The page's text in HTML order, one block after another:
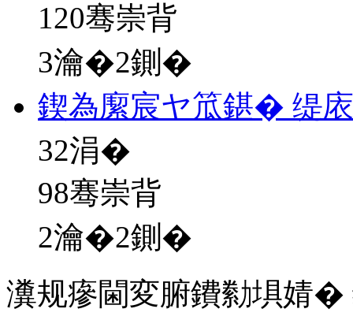
120骞崇背
3瀹�2鍘�
鍥為緳宸ヤ笟鍖� 缇
32涓�
98骞崇背
2瀹�2鍘�
瀵规瘮閫変腑鐨勬埧婧�